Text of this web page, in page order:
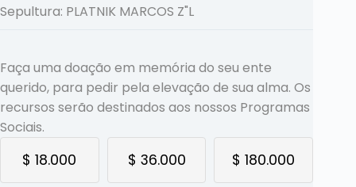
Sepultura: PLATNIK MARCOS Z"L
Faça uma doação em memória do seu ente
querido, para pedir pela elevação de sua alma. Os
recursos serão destinados aos nossos Programas
Sociais.
$ 18.000 $ 36.000 $ 180.000